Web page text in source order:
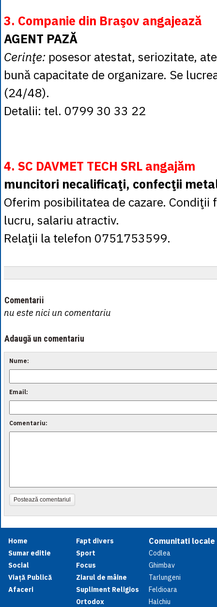
3. Companie din Braşov angajează
AGENT PAZĂ
Cerinţe: posesor atestat, seriozitate,
bună capacitate de organizare. Se
(24/48).
Detalii: tel. 0799 30 33 22
4. SC DAVMET TECH SRL angajăm
muncitori necalificaţi, confecţii
Oferim posibilitatea de cazare. Condiţii
lucru, salariu atractiv.
Relaţii la telefon 0751753599.
Comentarii
nu este nici un comentariu
Adaugă un comentariu
Nume:
Email:
Comentariu:
Postează comentariul
Home
Sumar editie
Social
Viață Publică
Afaceri
Fapt divers
Sport
Focus
Ziarul de mâine
Supliment Religios
Ortodox
Comunitati locale
Codlea
Ghimbav
Tarlungeni
Feldioara
Halchiu